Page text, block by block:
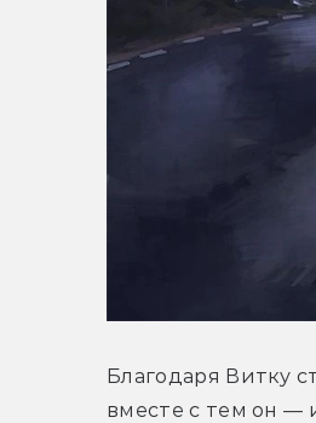
Благодаря Витку
вместе с тем он —